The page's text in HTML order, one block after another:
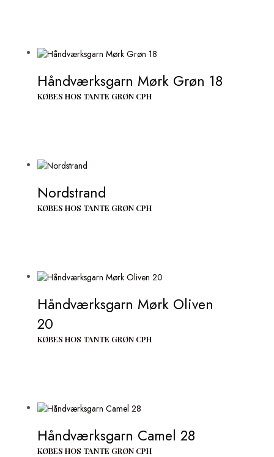
Håndværksgarn Mørk Grøn 18
KØBES HOS TANTE GRØN CPH
Nordstrand
KØBES HOS TANTE GRØN CPH
Håndværksgarn Mørk Oliven
20
KØBES HOS TANTE GRØN CPH
Håndværksgarn Camel 28
KØBES HOS TANTE GRØN CPH